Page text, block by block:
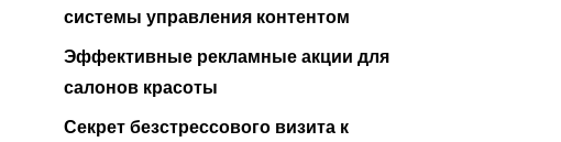
системы управления контентом
Эффективные рекламные акции для
салонов красоты
Секрет безстрессового визита к